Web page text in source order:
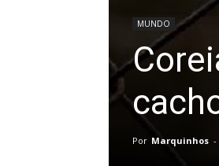
MUNDO
Por Marquinhos -